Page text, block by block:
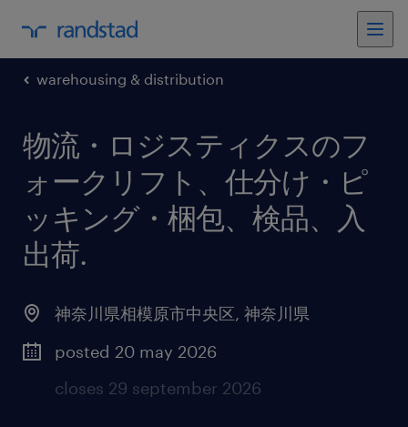
warehousing & distribution
物流・ロジスティクスのフ
ォークリフト、仕分け・ピ
ッキング・梱包、検品、入
出荷.
神奈川県相模原市中央区, 神奈川県
posted 20 may 2026
closes 29 september 2026